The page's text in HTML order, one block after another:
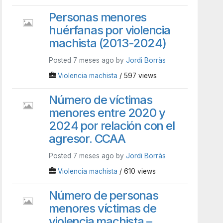
Personas menores
huérfanas por violencia
machista (2013-2024)
Posted 7 meses ago byJordi Borràs
Violencia machista / 597 views
Número de víctimas
menores entre 2020 y
2024 por relación con el
agresor. CCAA
Posted 7 meses ago byJordi Borràs
Violencia machista / 610 views
Número de personas
menores víctimas de